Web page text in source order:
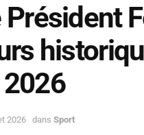
Président
2026 dans Sport